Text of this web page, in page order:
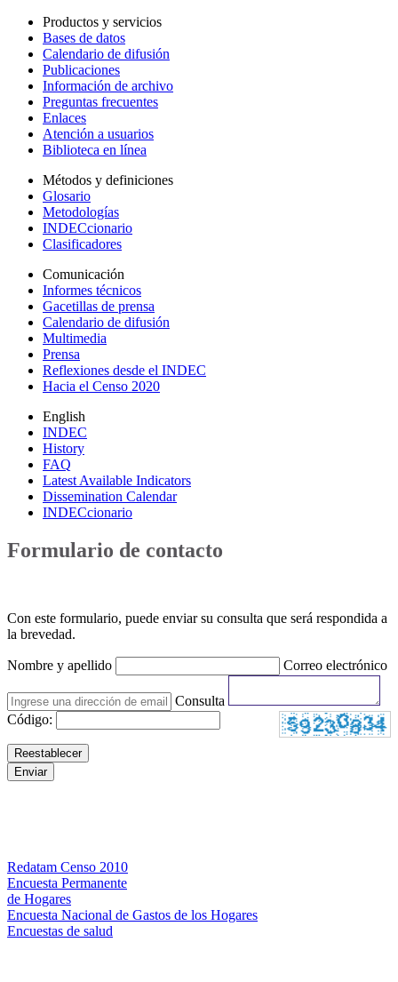
Productos y servicios
Bases de datos
Calendario de difusión
Publicaciones
Información de archivo
Preguntas frecuentes
Enlaces
Atención a usuarios
Biblioteca en línea
Métodos y definiciones
Glosario
Metodologías
INDECcionario
Clasificadores
Comunicación
Informes técnicos
Gacetillas de prensa
Calendario de difusión
Multimedia
Prensa
Reflexiones desde el INDEC
Hacia el Censo 2020
English
INDEC
History
FAQ
Latest Available Indicators
Dissemination Calendar
INDECcionario
Formulario de contacto
Con este formulario, puede enviar su consulta que será respondida a
la brevedad.
Nombre y apellido Correo electrónico
Consulta
Código:
Redatam Censo 2010
Encuesta Permanente
de Hogares
Encuesta Nacional de Gastos de los Hogares
Encuestas de salud